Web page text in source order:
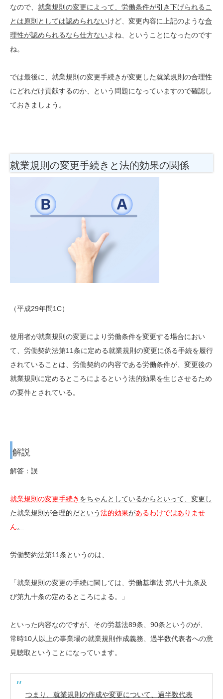
なので、 就業規則の変更によって、労働条件が引き下げられるこ
とは原則としては認められないけど、変更内容に上記のような合
理性が認められるなら仕方ないよね、ということになったのです
ね。
では最後に、就業規則の変更手続きが変更した就業規則の合理性
にどれだけ貢献するのか、という問題になっていますので確認し
ておきましょう。
就業規則の変更手続きと法的効果の関係
（平成29年問1C）
使用者が就業規則の変更により労働条件を変更する場合におい
て、労働契約法第11条に定める就業規則の変更に係る手続を履行
されていることは、労働契約の内容である労働条件が、変更後の
就業規則に定めるところによるという法的効果を生じさせるため
の要件とされている。
解説
解答：誤
就業規則の変更手続き をちゃんとしているからといって、変更し
た就業規則が合理的だという法的効果があるわけではありませ
ん。
労働契約法第11条というのは、
「就業規則の変更の手続に関しては、労働基準法 第八十九条及
び第九十条の定めるところによる。」
といった内容なのですが、その労基法89条、90条というのが、
常時10人以上の事業場の就業規則作成義務、過半数代表者への意
見聴取ということになっています。
つまり、就業規則の作成や変更について、過半数代表